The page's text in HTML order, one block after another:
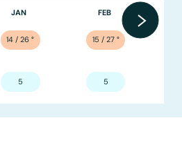
JAN
14 / 26 °
5
FEB
15 / 27°
5